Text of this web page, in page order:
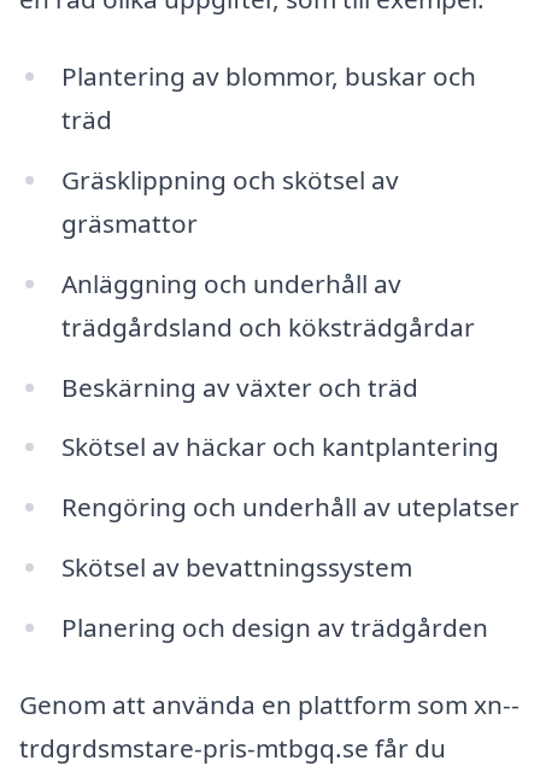
Plantering av blommor, buskar och
träd
Gräsklippning och skötsel av
gräsmattor
Anläggning och underhåll av
trädgårdsland och köksträdgårdar
Beskärning av växter och träd
Skötsel av häckar och kantplantering
Rengöring och underhåll av uteplatser
Skötsel av bevattningssystem
Planering och design av trädgården
Genom att använda en plattform som xn--
trdgrdsmstare-pris-mtbgq.se får du